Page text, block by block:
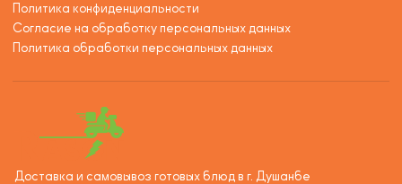
Политика конфиденциальности
Согласие на обработку персональных данных
Политика обработки персональных данных
Доставка и самовывоз готовых блюд в г. Душанбе